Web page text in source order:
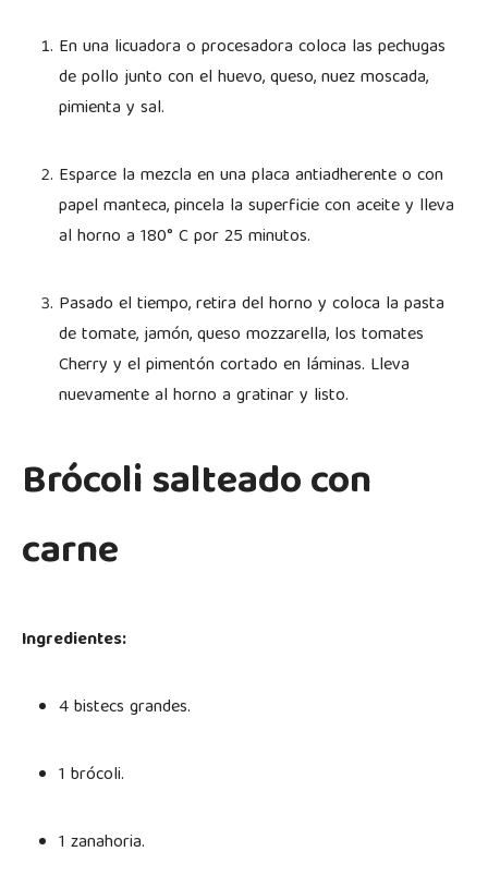
En una licuadora o procesadora coloca las pechugas
de pollo junto con el huevo, queso, nuez moscada,
pimienta y sal.
Esparce la mezcla en una placa antiadherente o con
papel manteca, pincela la superficie con aceite y lleva
al horno a 180° C por 25 minutos.
Pasado el tiempo, retira del horno y coloca la pasta
de tomate, jamón, queso mozzarella, los tomates
Cherry y el pimentón cortado en láminas. Lleva
nuevamente al horno a gratinar y listo.
Brócoli salteado con
carne
Ingredientes:
4 bistecs grandes.
1 brócoli.
1 zanahoria.